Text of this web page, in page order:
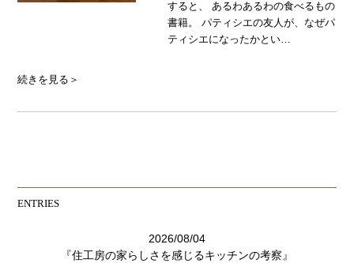
すると、 あるわあるわの食べるもの
書籍。 パティシエの友人が、なぜパ
ティシエになったかとい…
続きを見る＞
ENTRIES
2026/08/04
『住工房の家らしさを感じるキッチンの考察』